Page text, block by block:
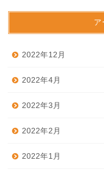
ア
2022年12月
2022年4月
2022年3月
2022年2月
2022年1月